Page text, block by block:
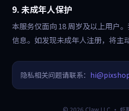
9. 未成年人保护
本服务仅面向 18 周岁及以上用户
信息。如发现未成年人注册，将主
隐私相关问题请联系：
© 2026 Claw LLC · 虾